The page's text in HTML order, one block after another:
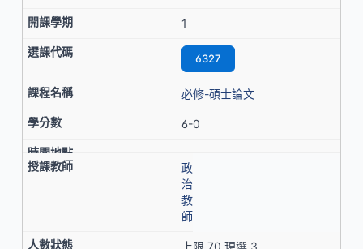
1
6327
必修-碩士論文
6-0
政
治
教
師
上限 70 現選 3